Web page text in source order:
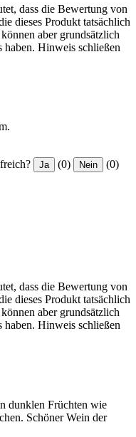
dass die Bewertung von
dieses Produkt tatsächlich
aber grundsätzlich
haben. Hinweis schließen
Ja (0) Nein (0)
dass die Bewertung von
dieses Produkt tatsächlich
aber grundsätzlich
haben. Hinweis schließen
dunklen Früchten wie
Schöner Wein der